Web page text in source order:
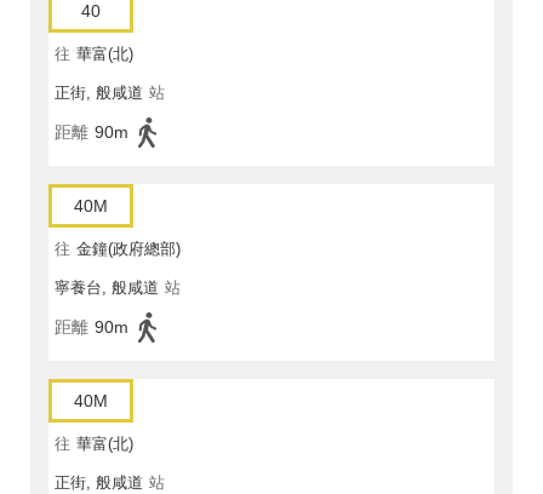
40
往 華富(北)
正街, 般咸道 站
距離 90m
40M
往 金鐘(政府總部)
寧養台, 般咸道 站
距離 90m
40M
往 華富(北)
正街, 般咸道 站